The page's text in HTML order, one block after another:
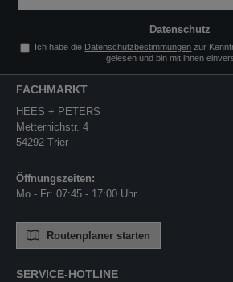
*
Datenschutz
Ich habe die Datenschutzbestimmungen zur
gelesen und bin mit ihnen
SERVICE-HOTLINE
FACHMARKT
HEES + PETERS
Metternichstr. 4
54292 Trier
Öffnungszeiten:
Mo - Fr: 07:45 - 17:00 Uhr
Routenplaner starten